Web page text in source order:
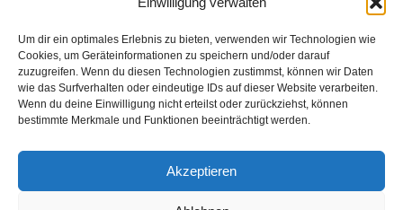
Um dir ein optimales Erlebnis zu bieten, verwenden wir Technologien wie
Cookies, um Geräteinformationen zu speichern und/oder darauf
zuzugreifen. Wenn du diesen Technologien zustimmst, können wir Daten
wie das Surfverhalten oder eindeutige IDs auf dieser Website verarbeiten.
Wenn du deine Einwilligung nicht erteilst oder zurückziehst, können
bestimmte Merkmale und Funktionen beeinträchtigt werden.
Akzeptieren
10 11 12 13 14 15
17 18 19 20 21 22 23
31 1 2 3 4 5 6